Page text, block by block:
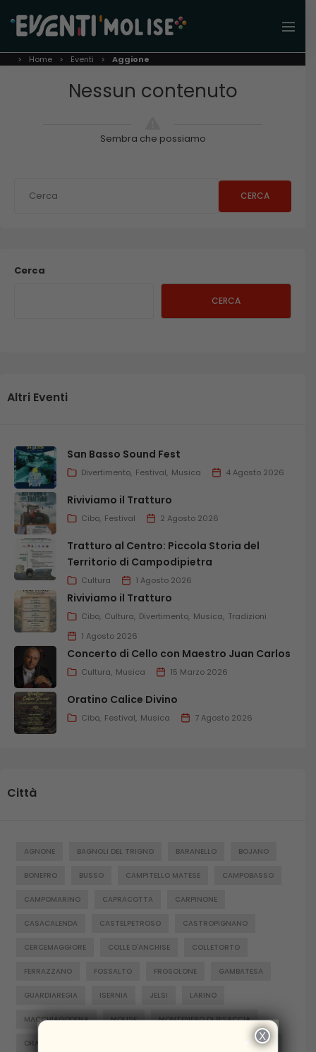
Home Eventi Aggione
Nessun contenuto
Sembra che possiamo
CERCA
Cerca
CERCA
Altri Eventi
San Basso Sound Fest
Divertimento Festival Musica 4 Agosto 2026
Riviviamo il Tratturo
Cibo Festival 2 Agosto 2026
Tratturo al Centro: Piccola Storia del
Territorio di Campodipietra
Cultura 1 Agosto 2026
Riviviamo il Tratturo
Cibo Cultura Divertimento Musica Tradizioni
1 Agosto 2026
Concerto di Cello con Maestro Juan Carlos
Cultura Musica 15 Marzo 2026
Oratino Calice Divino
Cibo Festival Musica 7 Agosto 2026
Città
AGNONE BAGNOLI DEL TRIGNO BARANELLO BOJANO
BONEFRO BUSSO CAMPITELLO MATESE CAMPOBASSO
CAMPOMARINO CAPRACOTTA CARPINONE
CASACALENDA CASTELPETROSO CASTROPIGNANO
CERCEMAGGIORE COLLE D'ANCHISE COLLETORTO
FERRAZZANO FOSSALTO FROSOLONE GAMBATESA
GUARDIAREGIA ISERNIA JELSI LARINO
MACCHIAGODENA MOLISE MONTENERO DI BISACCIA
ORATINO PIETRACATELLA
× X